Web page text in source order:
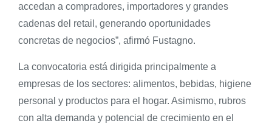
accedan a compradores, importadores y grandes
cadenas del retail, generando oportunidades
concretas de negocios”, afirmó Fustagno.
La convocatoria está dirigida principalmente a
empresas de los sectores: alimentos, bebidas, higiene
personal y productos para el hogar. Asimismo, rubros
con alta demanda y potencial de crecimiento en el